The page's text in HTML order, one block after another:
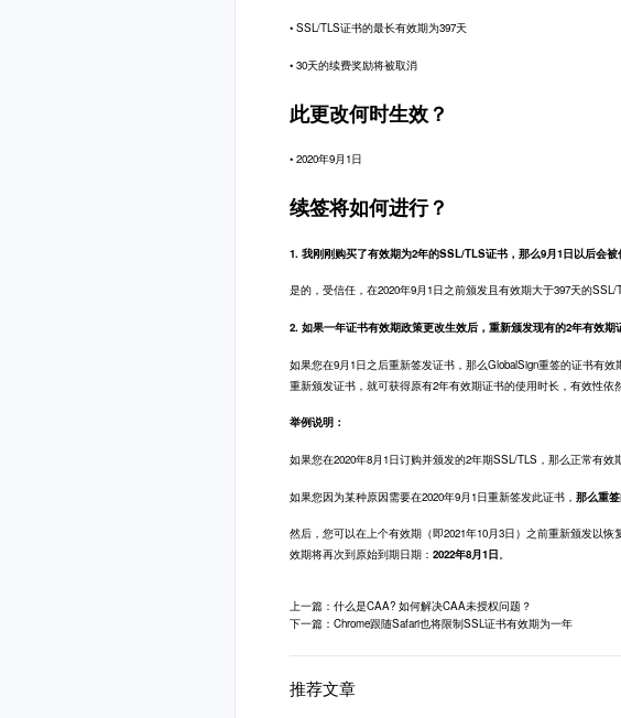
• SSL/TLS证书的最长有效期为397天
• 30天的续费奖励将被取消
此更改何时生效？
• 2020年9月1日
续签将如何进行？
1. 我刚刚购买了有效期为2年的SSL/TLS证书，那么9月1日以后会被
是的，受信任，在2020年9月1日之前颁发且有效期大于397天的SSL/
2. 如果一年证书有效期政策更改生效后，重新颁发现有的2年有效期
如果您在9月1日之后重新签发证书，那么GlobalSign重签的证书有
重新颁发证书，就可获得原有2年有效期证书的使用时长，有效性依
举例说明：
如果您在2020年8月1日订购并颁发的2年期SSL/TLS，那么正常有效
如果您因为某种原因需要在2020年9月1日重新签发此证书， 那么重签
然后，您可以在上个有效期（即2021年10月3日）之前重新颁发以
效期将再次到原始到期日期： 2022年8月1日。
上一篇：什么是CAA? 如何解决CAA未授权问题？
下一篇：Chrome跟随Safari也将限制SSL证书有效期为一年
推荐文章